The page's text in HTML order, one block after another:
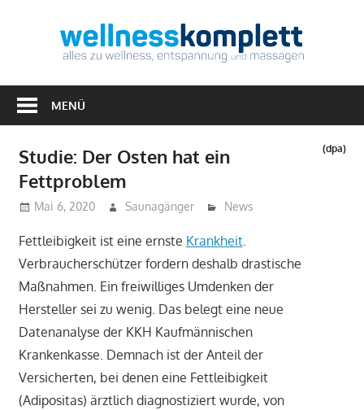
zu
&
Massagen
MENÜ
Studie: Der Osten hat ein
Fettproblem
(dpa)
Mai 6, 2020 Saunagänger News
Fettleibigkeit ist eine ernste Krankheit.
Verbraucherschützer fordern deshalb drastische
Maßnahmen. Ein freiwilliges Umdenken der
Hersteller sei zu wenig. Das belegt eine neue
Datenanalyse der KKH Kaufmännischen
Krankenkasse. Demnach ist der Anteil der
Versicherten, bei denen eine Fettleibigkeit
(Adipositas) ärztlich diagnostiziert wurde, von